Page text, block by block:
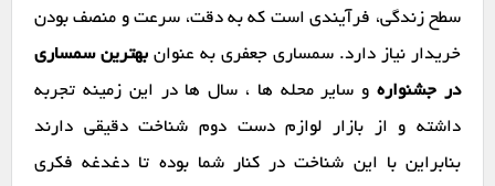
سطح زندگی، فرآیندی است که به دقت، سرعت و منصف بودن
خریدار نیاز دارد. سمساری جعفری به عنوان بهترین سمساری
در جشنوارهو سایر محله ها ، سال ها در این زمینه تجربه
داشته و از بازار لوازم دست دوم شناخت دقیقی دارند
بنابراین با این شناخت در کنار شما بوده تا دغدغه فکری